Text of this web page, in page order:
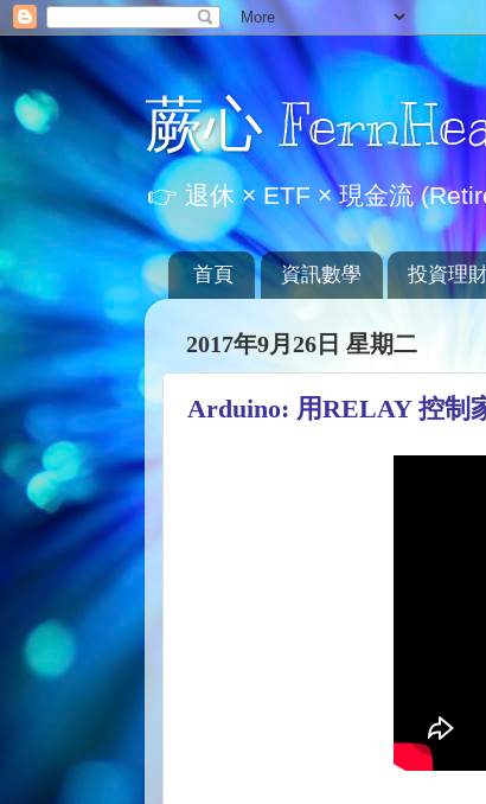
蕨心
👉 退休 × ETF × 現金流
首頁 資訊數學 投資理
2017年9月26日 星期二
Arduino: 用RELAY 控制